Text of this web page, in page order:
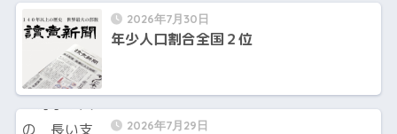
2026年7月30日
年少人口割合全国２位
2026年7月29日